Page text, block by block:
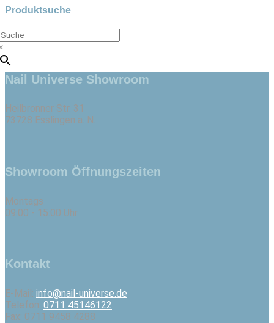
Produktsuche
Nail Universe Showroom
Heilbronner Str. 31
73728 Esslingen a. N.
Showroom Öffnungszeiten
Montags
09:00 - 15:00 Uhr
Kontakt
E-Mail: info@nail-universe.de
Telefon: 0711 45146122
Fax: 0711 9458 4288